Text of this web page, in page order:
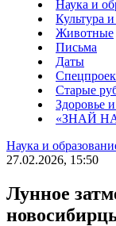
Наука и
Культура
Животные
Письма
Даты
Старые
Здоровье
«ЗНАЙ
Наука и
27.02.2026, 15:50
Лунное